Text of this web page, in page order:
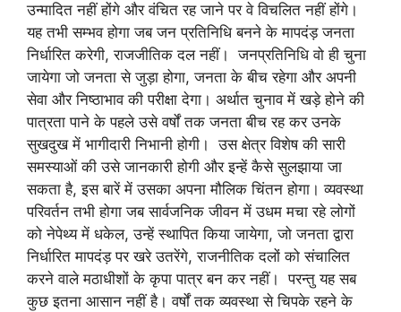
उन्मादित नहीं होंगे और वंचित रह जाने पर वे विचलित नहीं होंगे।
यह तभी सम्भव होगा जब जन प्रतिनिधि बनने के मापदंड़ जनता
निर्धारित करेगी, राजजीतिक दल नहीं। जनप्रतिनिधि वो ही चुना
जायेगा जो जनता से जुड़ा होगा, जनता के बीच रहेगा और अपनी
सेवा और निष्ठाभाव की परीक्षा देगा। अर्थात चुनाव में खड़े होने की
पात्रता पाने के पहले उसे वर्षों तक जनता बीच रह कर उनके
सुखदुख में भागीदारी निभानी होगी। उस क्षेत्र विशेष की सारी
समस्याओं की उसे जानकारी होगी और इन्हें कैसे सुलझाया जा
सकता है, इस बारें में उसका अपना मौलिक चिंतन होगा। व्यवस्था
परिवर्तन तभी होगा जब सार्वजनिक जीवन में उधम मचा रहे लोगों
को नेपेथ्य में धकेल, उन्हें स्थापित किया जायेगा, जो जनता द्वारा
निर्धारित मापदंड़ पर खरे उतरेंगे, राजनीतिक दलों को संचालित
करने वाले मठाधीशों के कृपा पात्र बन कर नहीं। परन्तु यह सब
कुछ इतना आसान नहीं है। वर्षों तक व्यवस्था से चिपके रहने के